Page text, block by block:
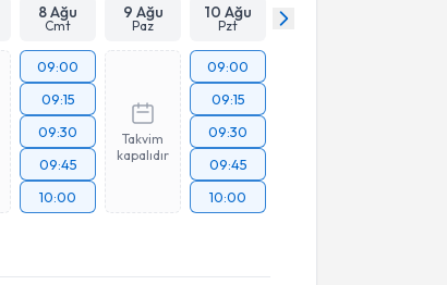
8 Ağu
Cmt
9 Ağu
Paz
10 Ağu
Pzt
09:00
09:15
09:30
09:45
10:00
Takvim
kapalıdır
09:00
09:15
09:30
09:45
10:00